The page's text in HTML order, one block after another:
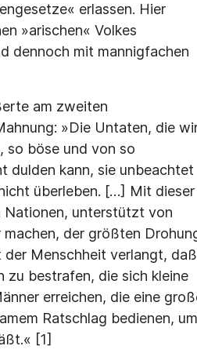
erlassen. Hier
»arischen« Volkes
dennoch mit mannigfachen
am zweiten
»Die Untaten, die
so böse und von so
dulden kann, sie unbeachtet
überleben. […] Mit dieser
Nationen, unterstützt von
der größten
der Menschheit verlangt, daß
zu bestrafen, die sich kleine
erreichen, die eine
Ratschlag bedienen, um
[1]